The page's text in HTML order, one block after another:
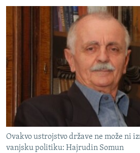
Ovakvo ustrojstvo države ne može ni
vanjsku politiku: Hajrudin Somun